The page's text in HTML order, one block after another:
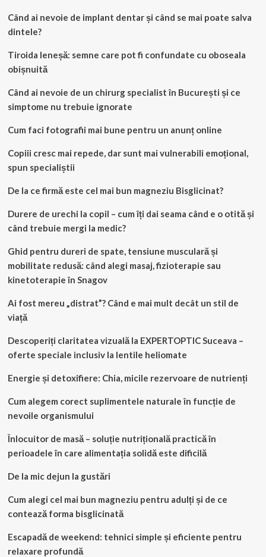
Când ai nevoie de implant dentar și când se mai poate salva
dintele?
Tiroida leneșă: semne care pot fi confundate cu oboseala
obișnuită
Când ai nevoie de un chirurg specialist în București și ce
simptome nu trebuie ignorate
Cum faci fotografii mai bune pentru un anunț online
Copiii cresc mai repede, dar sunt mai vulnerabili emoțional,
spun specialiștii
De la ce firmă este cel mai bun magneziu Bisglicinat?
Durere de urechi la copil – cum îți dai seama când e o otită și
când trebuie mergi la medic?
Ghid pentru dureri de spate, tensiune musculară și
mobilitate redusă: când alegi masaj, fizioterapie sau
kinetoterapie în Snagov
Ai fost mereu „distrat”? Când e mai mult decât un stil de
viață
Descoperiți claritatea vizuală la EXPERTOPTIC Suceava –
oferte speciale inclusiv la lentile heliomate
Energie și detoxifiere: Chia, micile rezervoare de nutrienți
Cum alegem corect suplimentele naturale în funcție de
nevoile organismului
Înlocuitor de masă – soluție nutrițională practică în
perioadele în care alimentația solidă este dificilă
De la mic dejun la gustări
Cum alegi cel mai bun magneziu pentru adulți și de ce
contează forma bisglicinată
Escapadă de weekend: tehnici simple și eficiente pentru
relaxare profundă